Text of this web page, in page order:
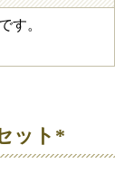
す。
ット*